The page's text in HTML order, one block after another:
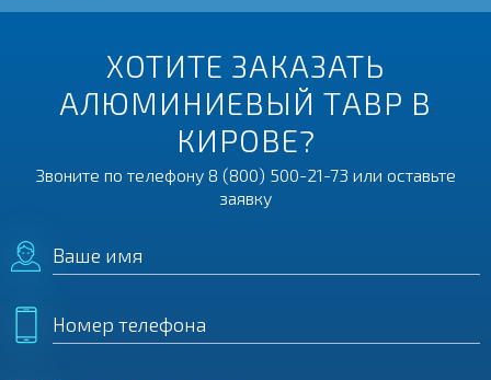
ХОТИТЕ ЗАКАЗАТЬ
АЛЮМИНИЕВЫЙ ТАВР В
КИРОВЕ?
Звоните по телефону 8 (800) 500-21-73 или оставьте
заявку
Ваше имя
Номер телефона